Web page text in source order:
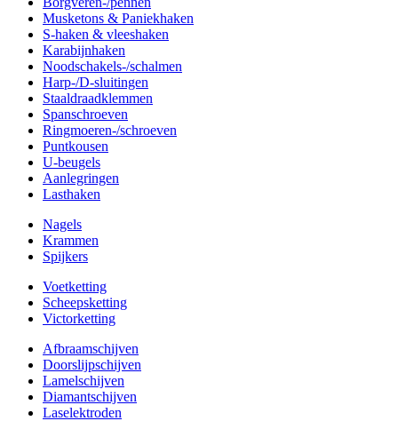
Musketons & Paniekhaken
S-haken & vleeshaken
Karabijnhaken
Noodschakels-/schalmen
Harp-/D-sluitingen
Staaldraadklemmen
Spanschroeven
Ringmoeren-/schroeven
Puntkousen
U-beugels
Aanlegringen
Lasthaken
Nagels
Krammen
Spijkers
Voetketting
Scheepsketting
Victorketting
Afbraamschijven
Doorslijpschijven
Lamelschijven
Diamantschijven
Laselektroden